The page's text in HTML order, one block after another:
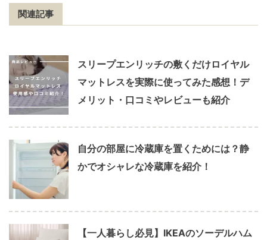
関連記事
スリープエンリッチの敷くだけロイヤル
マットレスを実際に使ってみた感想！デ
メリット・口コミやレビューも紹介
自分の部屋に冷蔵庫を置くためには？静
かでオシャレな冷蔵庫を紹介！
【一人暮らし必見】IKEAのソーデルハム